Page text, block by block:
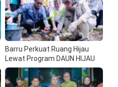
Barru Perkuat Ruang Hijau
Lewat Program DAUN HIJAU